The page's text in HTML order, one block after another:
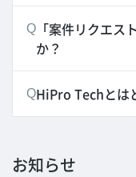
Q
「案件リクエス
か？
QHiPro Techとは
お知らせ